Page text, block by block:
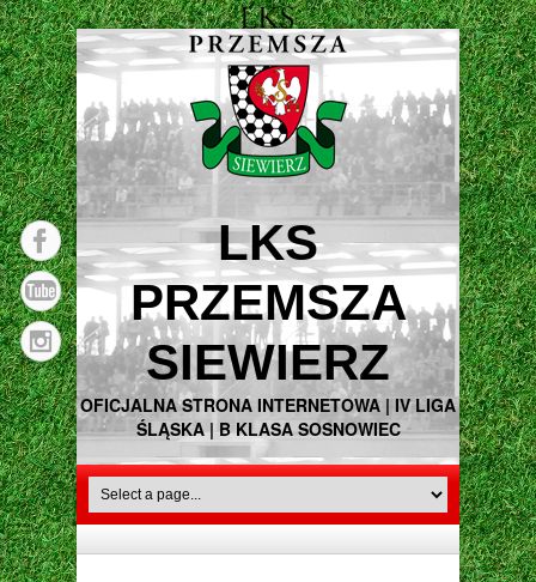
LKS
PRZEMSZA
SIEWIERZ
OFICJALNA STRONA INTERNETOWA | IV LIGA
ŚLĄSKA | B KLASA SOSNOWIEC